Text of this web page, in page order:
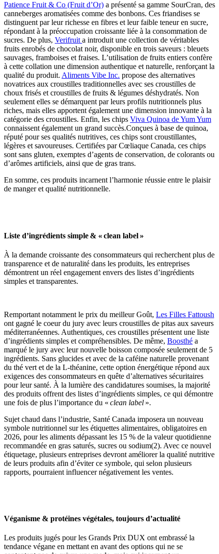
Patience Fruit & Co (Fruit d’Or) a présenté sa gamme SourCran, des
canneberges aromatisées comme des bonbons. Ces friandises se
distinguent par leur richesse en fibres et leur faible teneur en sucre,
répondant à la préoccupation croissante liée à la consommation de
sucres. De plus, Verifruita introduit une collection de véritables
fruits enrobés de chocolat noir, disponible en trois saveurs : bleuets
sauvages, framboises et fraises. L’utilisation de fruits entiers confère
à cette collation une dimension authentique et naturelle, renforçant la
qualité du produit. Aliments Vibe Inc. propose des alternatives
novatrices aux croustilles traditionnelles avec ses croustilles de
choux frisés et croustilles de fruits & légumes déshydratés. Non
seulement elles se démarquent par leurs profils nutritionnels plus
riches, mais elles apportent également une dimension innovante à la
catégorie des croustilles. Enfin, les chips Viva Quinoa de Yum Yum
connaissent également un grand succès.Conçues à base de quinoa,
réputé pour ses qualités nutritives, ces chips sont croustillantes,
légères et savoureuses. Certifiées par Cœliaque Canada, ces chips
sont sans gluten, exemptes d’agents de conservation, de colorants ou
d’arômes artificiels, ainsi que de gras trans.
En somme, ces produits incarnent l’harmonie réussie entre le plaisir
de manger et qualité nutritionnelle.
Liste d’ingrédients simple & « clean label »
À la demande croissante des consommateurs qui recherchent plus de
transparence et de naturalité dans les produits, les entreprises
démontrent un réel engagement envers des listes d’ingrédients
simples et transparentes.
Remportant notamment le prix du meilleur Goût, Les Filles Fattoush
ont gagné le coeur du jury avec leurs croustilles de pitas aux saveurs
méditerranéennes. Authentiques, ces croustilles présentent une liste
d’ingrédients simples et compréhensibles. De même, Boosthé a
marqué le jury avec leur nouvelle boisson composée seulement de 5
ingrédients. Sans glucides et avec de la caféine naturelle provenant
du thé vert et de la L-théanine, cette option énergétique répond aux
exigences des consommateurs en quête d’alternatives sécuritaires
pour leur santé. À la lumière des candidatures soumises, la majorité
des produits offrent des listes d’ingrédients simples, ce qui démontre
une fois de plus l’importance du « clean label ».
Sujet chaud dans l’industrie, Santé Canada imposera un nouveau
symbole nutritionnel sur les étiquettes alimentaires, obligatoires en
2026, pour les aliments dépassant les 15 % de la valeur quotidienne
recommandée en gras saturés, sucres ou sodium(2). Avec ce nouvel
étiquetage, plusieurs entreprises devront améliorer la qualité nutritive
de leurs produits afin d’éviter ce symbole, qui selon plusieurs
rapports, pourraient influencer négativement les ventes.
Véganisme & protéines végétales, toujours d’actualité
Les produits jugés pour les Grands Prix DUX ont embrassé la
tendance végane en mettant en avant des options qui ne se